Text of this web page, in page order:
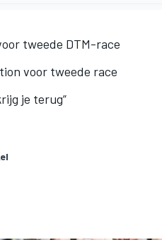
tweede DTM-race
voor tweede race
je terug”